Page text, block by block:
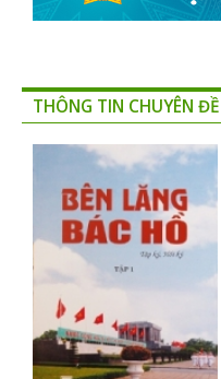
THÔNG TIN CHUYÊN ĐỀ